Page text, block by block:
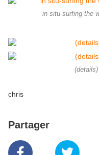
in situ-surfing the
chris
Partager